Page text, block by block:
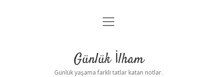
Anasayfa
Yasal Uyarı
menüyü
Günlük İlham
Günlük yaşama farklı tatlar katan notlar.